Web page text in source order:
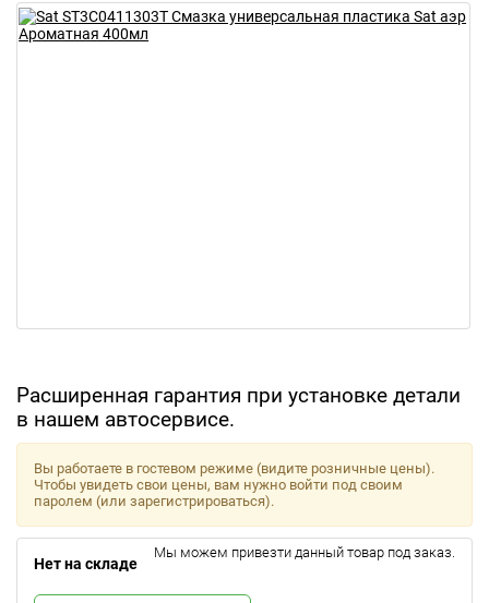
Расширенная гарантия при установке детали
в нашем автосервисе.
Вы работаете в гостевом режиме (видите розничные цены).
Чтобы увидеть свои цены, вам нужно войти под своим
паролем (или зарегистрироваться).
Нет на складе
Мы можем привезти данный товар под заказ.